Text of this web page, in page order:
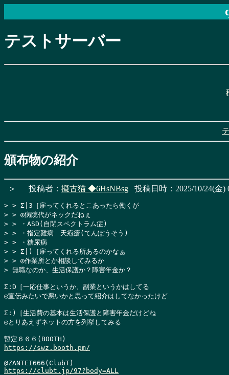
テストサーバー
頒布物の紹介
＞ 投稿者： 擬古猫 ◆6HsNBsg 投稿日時：2025/10/24(金)
> > Σ|3［雇ってくれるとこあったら働くが
> > ◎病院代がネックだねぇ
> > ・ASD(自閉スペクトラム症)
> > ・指定難病　天疱瘡(てんぽうそう)
> > ・糖尿病
> > Σ|)［雇ってくれる所あるのかなぁ
> > ◎作業所とか相談してみるか
> 無職なのか、生活保護か？障害年金か？
Σ:D［一応仕事というか、副業というかはしてる
◎宣伝みたいで悪いかと思って紹介はしてなかったけど
Σ:)［生活費の基本は生活保護と障害年金だけどね
◎とりあえずネットの方を列挙してみる
https://swz.booth.pm/
https://clubt.jp/97?body=ALL